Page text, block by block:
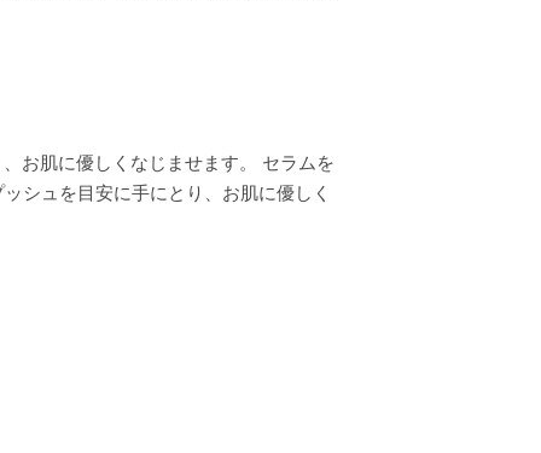
お肌に優しくなじませます。 セラムを
シュを目安に手にとり、お肌に優しく